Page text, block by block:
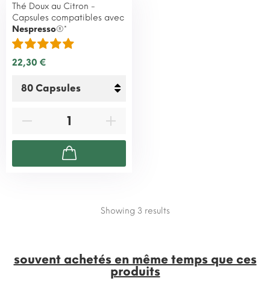
Thé Doux au Citron -
Capsules compatibles avec
Nespresso®*
22,30 €
Showing 3 results
souvent achetés en même temps que ces
produits